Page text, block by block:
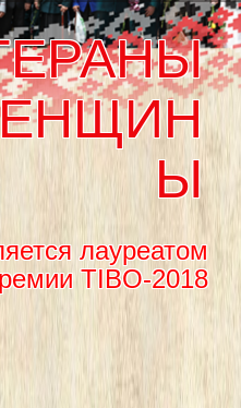
Ы
лауреатом
TIBO-2018